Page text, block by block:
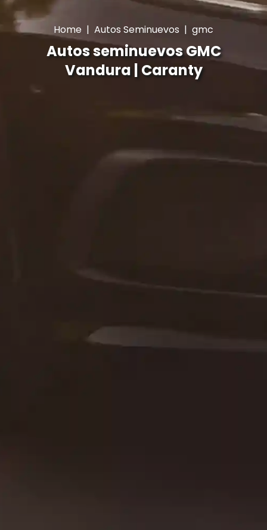
Home | Autos Seminuevos | gmc
Autos seminuevos GMC
Vandura | Caranty